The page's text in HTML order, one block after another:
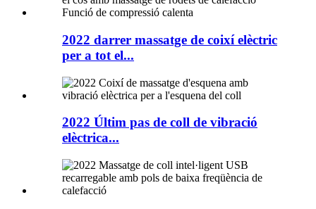
2022 darrer massatge de coixí elèctric
per a tot el...
2022 Últim pas de coll de vibració
elèctrica...